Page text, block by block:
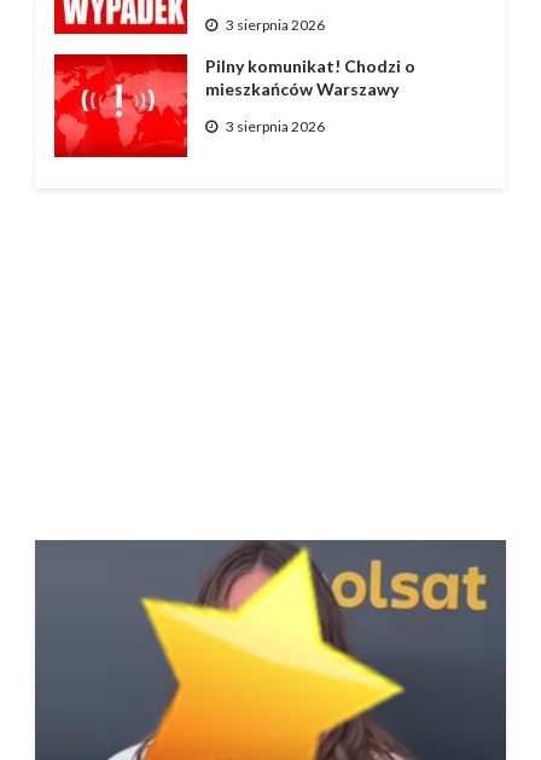
3 sierpnia 2026
Pilny komunikat! Chodzi o
mieszkańców Warszawy
3 sierpnia 2026